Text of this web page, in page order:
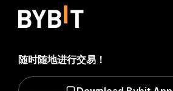
随时随地进行交易！